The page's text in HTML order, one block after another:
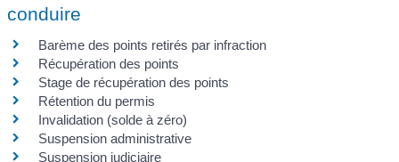
conduire
Barème des points retirés par infraction
Récupération des points
Stage de récupération des points
Rétention du permis
Invalidation (solde à zéro)
Suspension administrative
Suspension judiciaire